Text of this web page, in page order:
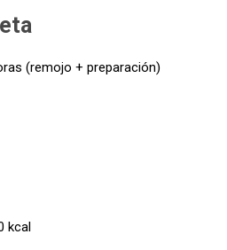
(remojo + preparación)
kcal